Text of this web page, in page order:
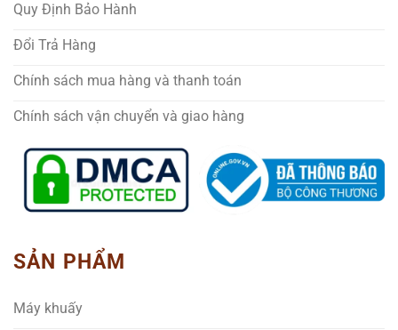
Quy Định Bảo Hành
Đổi Trả Hàng
Chính sách mua hàng và thanh toán
Chính sách vận chuyển và giao hàng
SẢN PHẨM
Máy khuấy